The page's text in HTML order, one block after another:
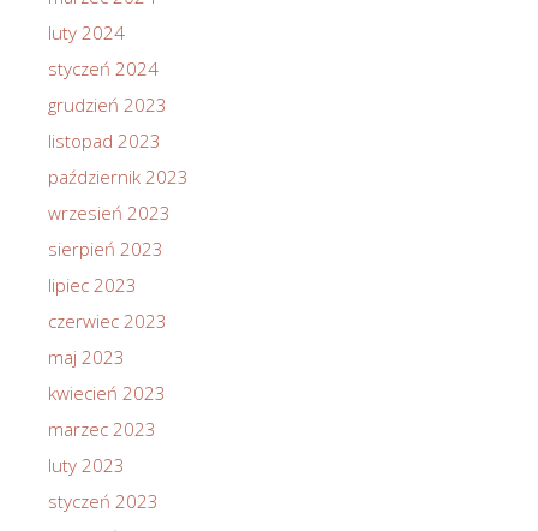
luty 2024
styczeń 2024
grudzień 2023
listopad 2023
październik 2023
wrzesień 2023
sierpień 2023
lipiec 2023
czerwiec 2023
maj 2023
kwiecień 2023
marzec 2023
luty 2023
styczeń 2023